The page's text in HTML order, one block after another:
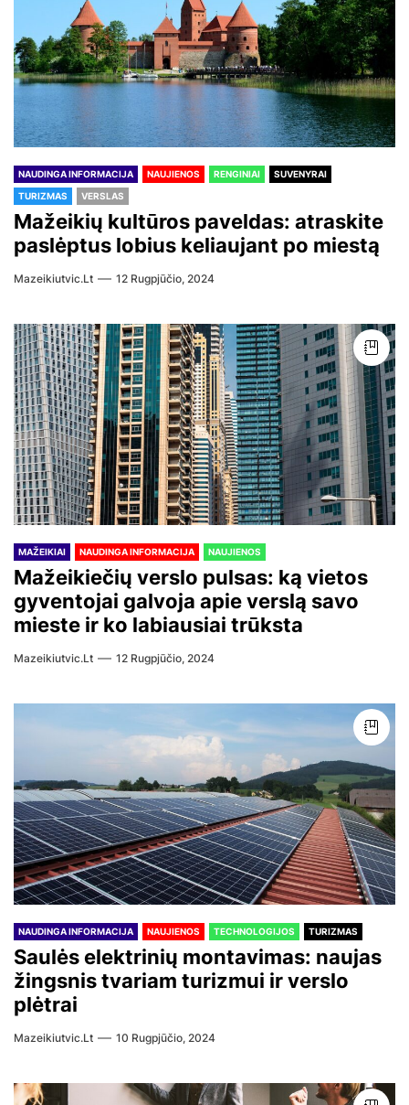
NAUDINGA INFORMACIJA NAUJIENOS RENGINIAI
SUVENYRAI
TURIZMAS
VERSLAS
Mažeikių kultūros paveldas: atraskite
paslėptus lobius keliaujant po miestą
Mazeikiutvic.lt 12 Rugpjūčio, 2024
MAŽEIKIAI NAUDINGA INFORMACIJA NAUJIENOS
Mažeikiečių verslo pulsas: ką vietos
gyventojai galvoja apie verslą savo
mieste ir ko labiausiai trūksta
Mazeikiutvic.lt 12 Rugpjūčio, 2024
NAUDINGA INFORMACIJA NAUJIENOS TECHNOLOGIJOS TURIZMAS
Saulės elektrinių montavimas: naujas
žingsnis tvariam turizmui ir verslo
plėtrai
Mazeikiutvic.lt 10 Rugpjūčio, 2024